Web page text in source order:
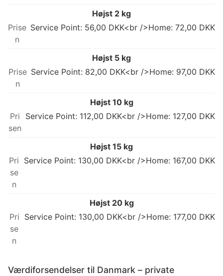
Højst 2 kg
Service Point: 56,00 DKK<br />Home: 72,00 DKK
Højst 5 kg
Service Point: 82,00 DKK<br />Home: 97,00 DKK
Højst 10 kg
Service Point: 112,00 DKK<br />Home: 127,00 DKK
Højst 15 kg
Service Point: 130,00 DKK<br />Home: 167,00 DKK
Højst 20 kg
Service Point: 130,00 DKK<br />Home: 177,00 DKK
Værdiforsendelser til Danmark – private